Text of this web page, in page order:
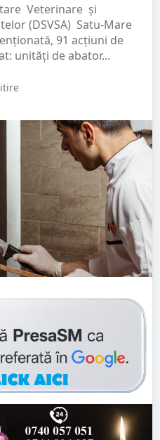
Veterinare și
(DSVSA) Satu-Mare
91 acțiuni de
unități de abator...